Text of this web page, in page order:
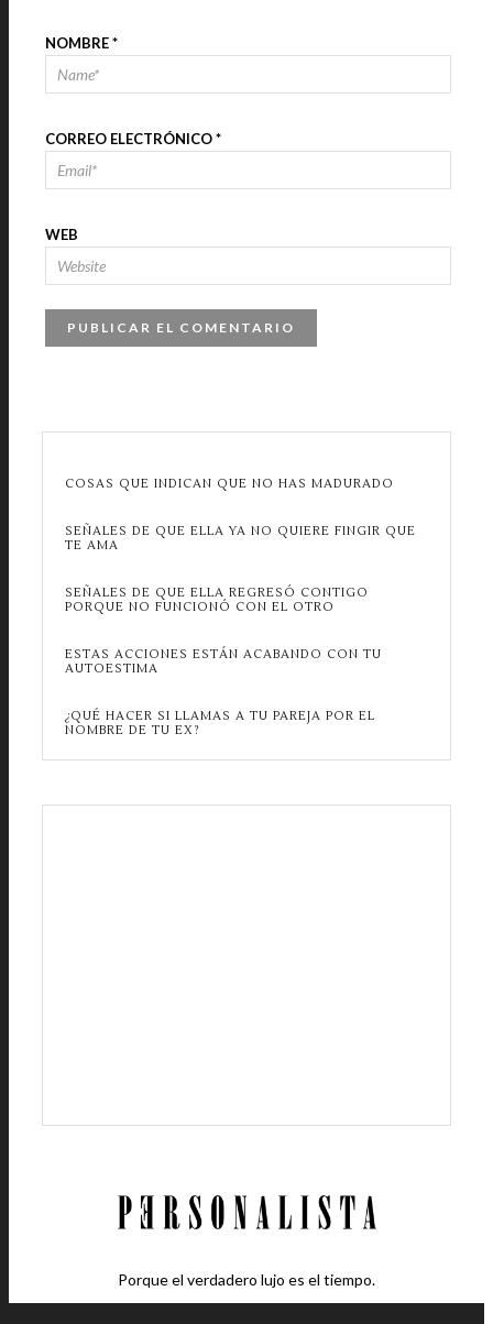
NOMBRE*
CORREO ELECTRÓNICO*
WEB
COSAS QUE INDICAN QUE NO HAS MADURADO
SEÑALES DE QUE ELLA YA NO QUIERE FINGIR QUE
TE AMA
SEÑALES DE QUE ELLA REGRESÓ CONTIGO
PORQUE NO FUNCIONÓ CON EL OTRO
ESTAS ACCIONES ESTÁN ACABANDO CON TU
AUTOESTIMA
¿QUÉ HACER SI LLAMAS A TU PAREJA POR EL
NOMBRE DE TU EX?
Porque el verdadero lujo es el tiempo.